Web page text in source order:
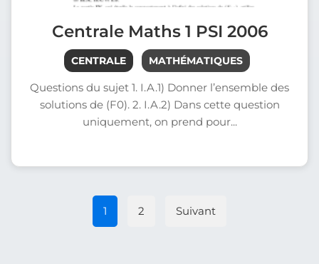
Centrale Maths 1 PSI 2006
CENTRALE MATHÉMATIQUES
Questions du sujet 1. I.A.1) Donner l’ensemble des
solutions de (F0). 2. I.A.2) Dans cette question
uniquement, on prend pour...
1 2 Suivant